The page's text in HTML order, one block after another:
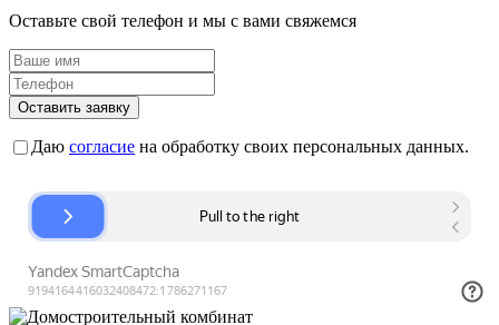
Оставьте свой телефон и мы с вами свяжемся
Оставить заявку
Даю согласие на обработку своих персональных данных.